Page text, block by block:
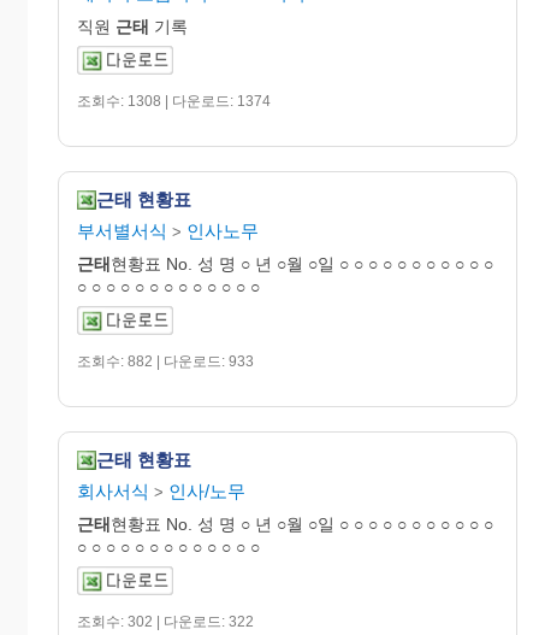
직원 근태 기록
조회수: 1308 | 다운로드: 1374
근태 현황표
부서별서식 > 인사노무
근태현황표 No. 성 명 ○ 년 ○월 ○일 ○ ○ ○ ○ ○ ○ ○ ○ ○ ○ ○
○ ○ ○ ○ ○ ○ ○ ○ ○ ○ ○ ○ ○
조회수: 882 | 다운로드: 933
근태 현황표
회사서식 > 인사/노무
근태현황표 No. 성 명 ○ 년 ○월 ○일 ○ ○ ○ ○ ○ ○ ○ ○ ○ ○ ○
○ ○ ○ ○ ○ ○ ○ ○ ○ ○ ○ ○ ○
조회수: 302 | 다운로드: 322